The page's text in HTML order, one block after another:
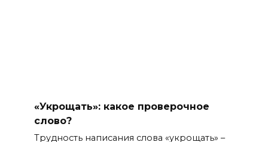
«Укрощать»: какое проверочное
слово?
Трудность написания слова «укрощать» –